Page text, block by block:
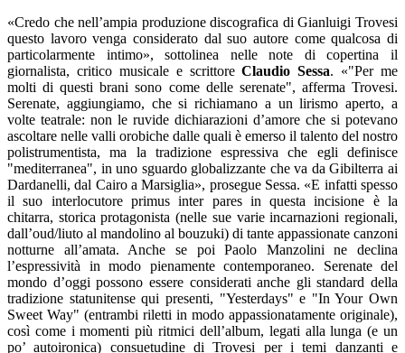
«Credo che nell’ampia produzione discografica di Gianluigi Trovesi
questo lavoro venga considerato dal suo autore come qualcosa di
particolarmente intimo», sottolinea nelle note di copertina il
giornalista, critico musicale e scrittoreClaudio Sessa. «"Per me
molti di questi brani sono come delle serenate", afferma Trovesi.
Serenate, aggiungiamo, che si richiamano a un lirismo aperto, a
volte teatrale: non le ruvide dichiarazioni d’amore che si potevano
ascoltare nelle valli orobiche dalle quali è emerso il talento del nostro
polistrumentista, ma la tradizione espressiva che egli definisce
"mediterranea", in uno sguardo globalizzante che va da Gibilterra ai
Dardanelli, dal Cairo a Marsiglia», prosegue Sessa. «E infatti spesso
il suo interlocutore primus inter pares in questa incisione è la
chitarra, storica protagonista (nelle sue varie incarnazioni regionali,
dall’oud/liuto al mandolino al bouzuki) di tante appassionate canzoni
notturne all’amata. Anche se poi Paolo Manzolini ne declina
l’espressività in modo pienamente contemporaneo. Serenate del
mondo d’oggi possono essere considerati anche gli standard della
tradizione statunitense qui presenti, "Yesterdays" e "In Your Own
Sweet Way" (entrambi riletti in modo appassionatamente originale),
così come i momenti più ritmici dell’album, legati alla lunga (e un
po’ autoironica) consuetudine di Trovesi per i temi danzanti e